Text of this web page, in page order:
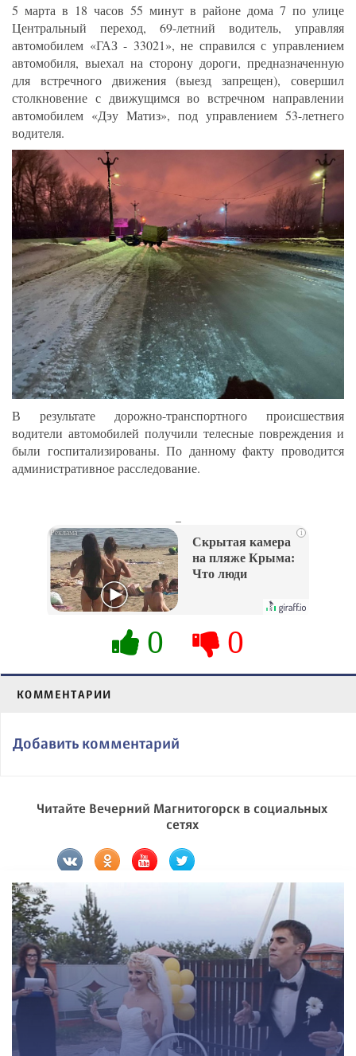
5 марта в 18 часов 55 минут в районе дома 7 по улице
Центральный переход, 69-летний водитель, управляя
автомобилем «ГАЗ - 33021», не справился с управлением
автомобиля, выехал на сторону дороги, предназначенную
для встречного движения (выезд запрещен), совершил
столкновение с движущимся во встречном направлении
автомобилем «Дэу Матиз», под управлением 53-летнего
водителя.
В результате дорожно-транспортного происшествия
водители автомобилей получили телесные повреждения и
были госпитализированы. По данному факту проводится
административное расследование.
i
Скрытая камера
на пляже Крыма:
Что люди
их не видят...
0 0
КОММЕНТАРИИ
Добавить комментарий
Читайте Вечерний Магнитогорск в социальных
сетях